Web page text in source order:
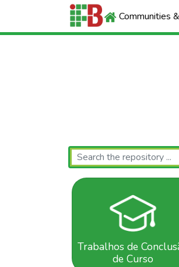
Communities
Trabalhos de
de Curso